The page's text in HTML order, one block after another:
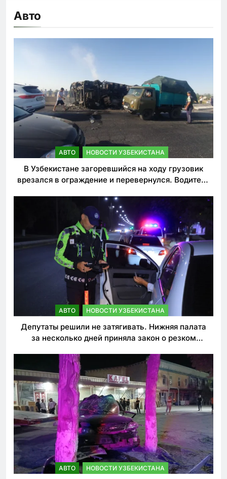
Авто
АВТО НОВОСТИ УЗБЕКИСТАНА
В Узбекистане загоревшийся на ходу грузовик
врезался в ограждение и перевернулся. Водитель
АВТО НОВОСТИ УЗБЕКИСТАНА
Депутаты решили не затягивать. Нижняя палата
за несколько дней приняла закон о резком
АВТО НОВОСТИ УЗБЕКИСТАНА